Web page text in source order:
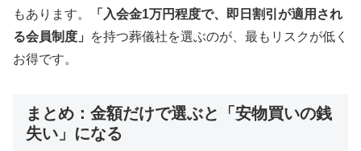
もあります。
「入会金1万円程度で、即日割引が適用され
る会員制度」
を持つ葬儀社を選ぶのが、最もリスクが低く
お得です。
まとめ：金額だけで選ぶと「安物買いの銭
失い」になる